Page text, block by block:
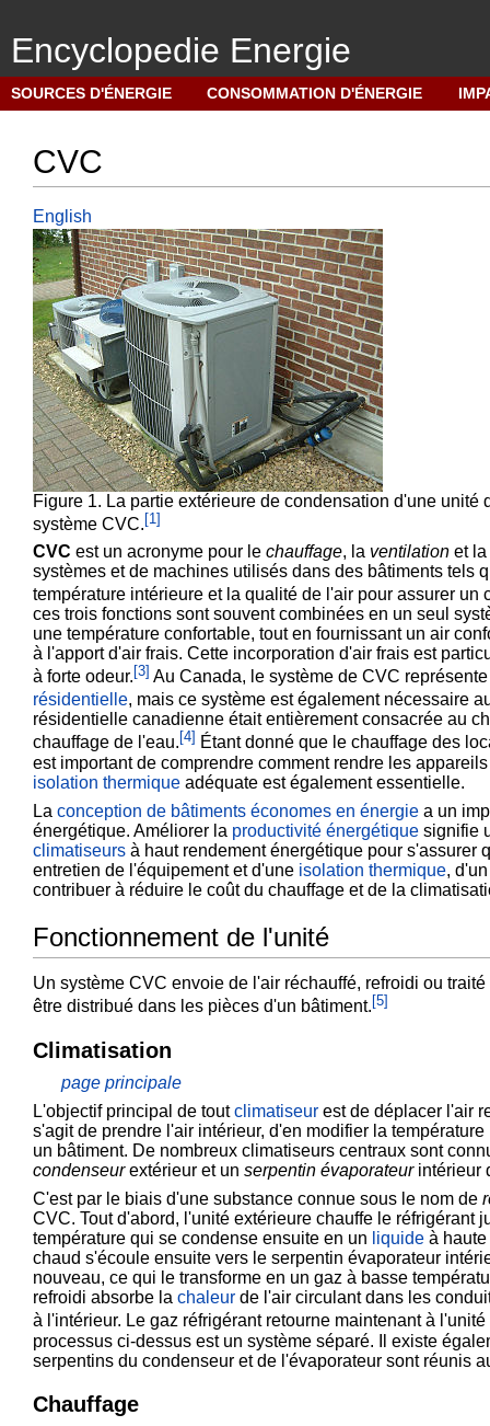
Encyclopedie Energie
M
e
SOURCES D'ÉNERGIE CONSOMMATION D'ÉNERGIE
CVC
English
Figure 1. La partie extérieure de condensation d'une
système CVC. [1 ]
CVC est un acronyme pour le chauffage, la ventilation et la
systèmes et de machines utilisés dans des bâtiments tels
température intérieure et la qualité de l'air pour assurer un
ces trois fonctions sont souvent combinées en un seul
une température confortable, tout en fournissant un air
à l'apport d'air frais. Cette incorporation d'air frais est
à forte odeur. [3] Au Canada, le système de CVC
résidentielle, mais ce système est également nécessaire
résidentielle canadienne était entièrement consacrée au
chauffage de l'eau. [4] Étant donné que le chauffage des
est important de comprendre comment rendre les
isolation thermique adéquate est également essentielle.
La conception de bâtiments économes en énergie a un
énergétique. Améliorer la productivité énergétique signifie
climatiseurs à haut rendement énergétique pour s'assurer
entretien de l'équipement et d'une isolation thermique,
contribuer à réduire le coût du chauffage et de la
Fonctionnement de l'unité
Un système CVC envoie de l'air réchauffé, refroidi ou
être distribué dans les pièces d'un bâtiment. [5]
Climatisation
page principale
L'objectif principal de toutclimatiseur est de déplacer l'air
s'agit de prendre l'air intérieur, d'en modifier la
un bâtiment. De nombreux climatiseurs centraux sont
condenseurextérieur et un serpentin évaporateurintérieur
C'est par le biais d'une substance connue sous le nom de
CVC. Tout d'abord, l'unité extérieure chauffe le réfrigérant
température qui se condense ensuite en un liquide à
chaud s'écoule ensuite vers le serpentin évaporateur
nouveau, ce qui le transforme en un gaz à basse
refroidi absorbe la chaleur de l'air circulant dans les
à l'intérieur. Le gaz réfrigérant retourne maintenant à
processus ci-dessus est un système séparé. Il existe
serpentins du condenseur et de l'évaporateur sont réunis
Chauffage